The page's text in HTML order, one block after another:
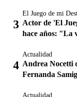
El Juego de mi
Actor de 'El
hace años: "La
Actualidad
Andrea Nocetti
Fernanda
Actualidad